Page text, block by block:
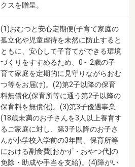
クスを贈呈。
(1)おむつと安心定期便(子育て家庭の
孤立化や児童虐待を未然に防止すると
ともに、安心して子育てができる環境
づくりをすすめるため、0～2歳の子
育て家庭を定期的に見守りながらおむ
つ等をお届け)。(2)第2子以降の保育
料無償化(保育所等に通う第2子以降の
保育料を無償化)。(3)第3子優遇事業
(18歳未満のお子さんを3人以上養育す
るご家庭に対し、第3子以降のお子さ
んが小学校入学前の3年間、保育所等
における副食費[おかず・おやつ代]の
免除・助成や手当を支給)。(4)障がい